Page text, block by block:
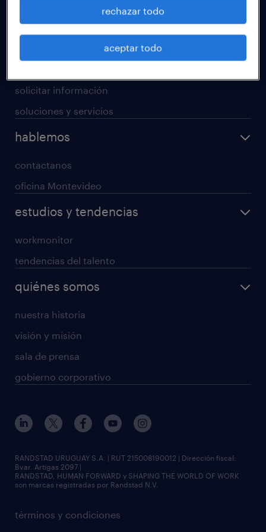
professional
solicitar información
soluciones y servicios
hablemos
contactanos
oficina Montevideo
estudios y tendencias
workmonitor
tendencias del talento
quiénes somos
nuestra historia
visión y misión
sala de prensa
gobierno corporativo
términos y condiciones
RANDSTAD URUGUAY S.A. | RUT 215008190012 | Dirección fiscal:
Bvar. Artigas 2097 |
RANDSTAD, HUMAN FORWARD y SHAPING THE WORLD OF WORK
son marcas registradas por Randstad N.V.
rechazar todo
aceptar todo